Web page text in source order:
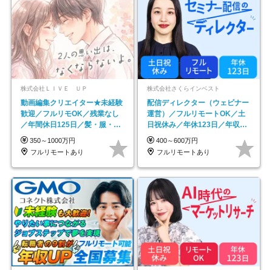
株式会社ＬＩＶＥ ＵＰ
動画編集クリエイター★未経験
歓迎／フルリモOK／残業なし
／年間休日125日／髪・服・ネ
イル自由／研修充実で安心
350～1000万円
フルリモートあり
株式会社さくらインベスト
配信ディレクター（ウェビナー
運営）／フルリモートOK／土
日祝休み／年休123日／年収
600万円可
400～600万円
フルリモートあり